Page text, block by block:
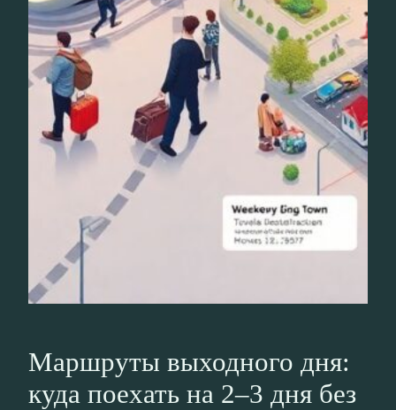
Маршруты выходного дня:
куда поехать на 2–3 дня без